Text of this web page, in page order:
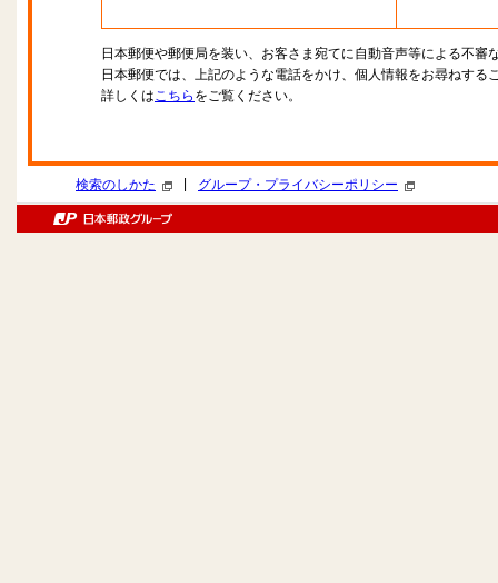
日本郵便や郵便局を装い、お客さま宛てに自動音声等による不審
日本郵便では、上記のような電話をかけ、個人情報をお尋ねする
詳しくはこちら をご覧ください。
検索のしかた グループ・プライバシーポリシー